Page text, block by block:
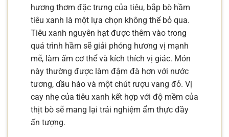
hương thơm đặc trưng của tiêu, bắp bò hầm
tiêu xanh là một lựa chọn không thể bỏ qua.
Tiêu xanh nguyên hạt được thêm vào trong
quá trình hầm sẽ giải phóng hương vị mạnh
mẽ, làm ấm cơ thể và kích thích vị giác. Món
này thường được làm đậm đà hơn với nước
tương, dầu hào và một chút rượu vang đỏ. Vị
cay nhẹ của tiêu xanh kết hợp với độ mềm của
thịt bò sẽ mang lại trải nghiệm ẩm thực đầy
ấn tượng.